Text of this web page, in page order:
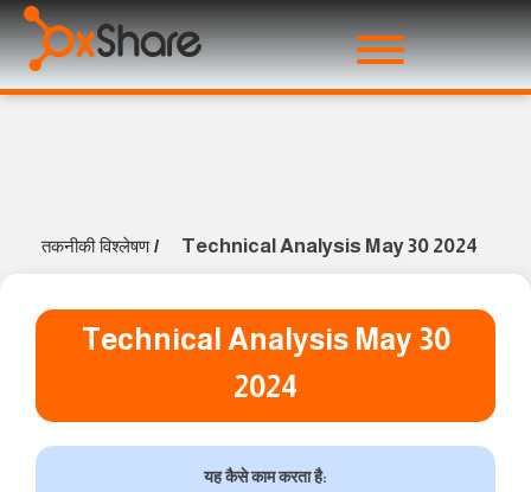
तकनीकी विश्लेषण/ Technical Analysis May 30 2024
Technical Analysis May 30
2024
यह कैसे काम करता है: